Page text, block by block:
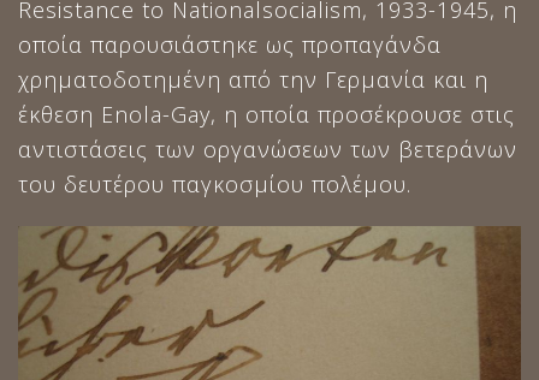
Resistance to Nationalsocialism, 1933-1945, η
οποία παρουσιάστηκε ως προπαγάνδα
χρηματοδοτημένη από την Γερμανία και η
έκθεση Enola-Gay, η οποία προσέκρουσε στις
αντιστάσεις των οργανώσεων των βετεράνων
του δευτέρου παγκοσμίου πολέμου.